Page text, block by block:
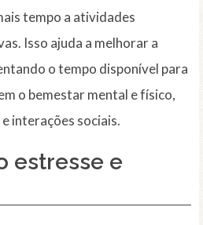
tempo a atividades
Isso ajuda a melhorar a
o tempo disponível para
o bemestar mental e físico,
interações sociais.
estresse e